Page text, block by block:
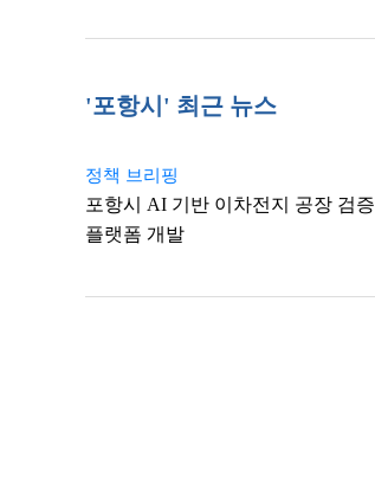
'포항시' 최근 뉴스
정책 브리핑
포항시 AI 기반 이차전지 공장 검증
플랫폼 개발